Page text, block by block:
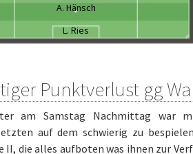
A. Hänsch
L. Ries
Punktverlust gg
am Samstag Nachmittag war
auf dem schwierig zu
II, die alles aufboten was ihnen zur